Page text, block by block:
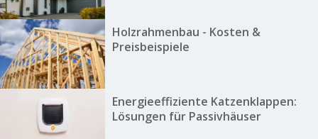
Holzrahmenbau - Kosten &
Preisbeispiele
Energieeffiziente Katzenklappen:
Lösungen für Passivhäuser